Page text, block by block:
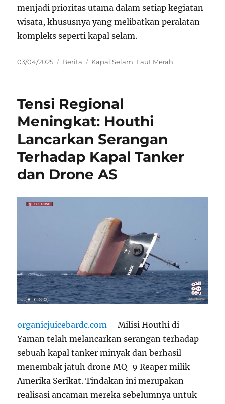
menjadi prioritas utama dalam setiap kegiatan
wisata, khususnya yang melibatkan peralatan
kompleks seperti kapal selam.
Posted
03/04/2025 Categories
Berita Tags
Kapal Selam, Laut Merah
Tensi Regional
Meningkat: Houthi
Lancarkan Serangan
Terhadap Kapal Tanker
dan Drone AS
organicjuicebardc.com – Milisi Houthi di
Yaman telah melancarkan serangan terhadap
sebuah kapal tanker minyak dan berhasil
menembak jatuh drone MQ-9 Reaper milik
Amerika Serikat. Tindakan ini merupakan
realisasi ancaman mereka sebelumnya untuk